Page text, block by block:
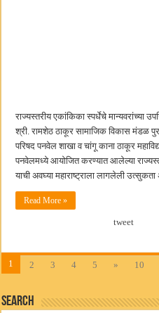
राज्यस्तरीय एकांकिका स्पर्धेचे मान्यवरांच्या
श्री. रामशेठ ठाकूर सामाजिक विकास मंडळ
परिषद पनवेल शाखा व चांगू काना ठाकूर
पनवेलमध्ये आयोजित करण्यात आलेल्या
याची अवघ्या महाराष्ट्राला लागलेली
Read More »
tweet
1 2 3 4 5 » 10
Search